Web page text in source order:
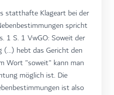
statthafte Klageart bei der
spricht
1 S. 1 VwGO: Soweit der
(…) hebt das Gericht den
Wort "soweit" kann man
möglich ist. Die
ist also